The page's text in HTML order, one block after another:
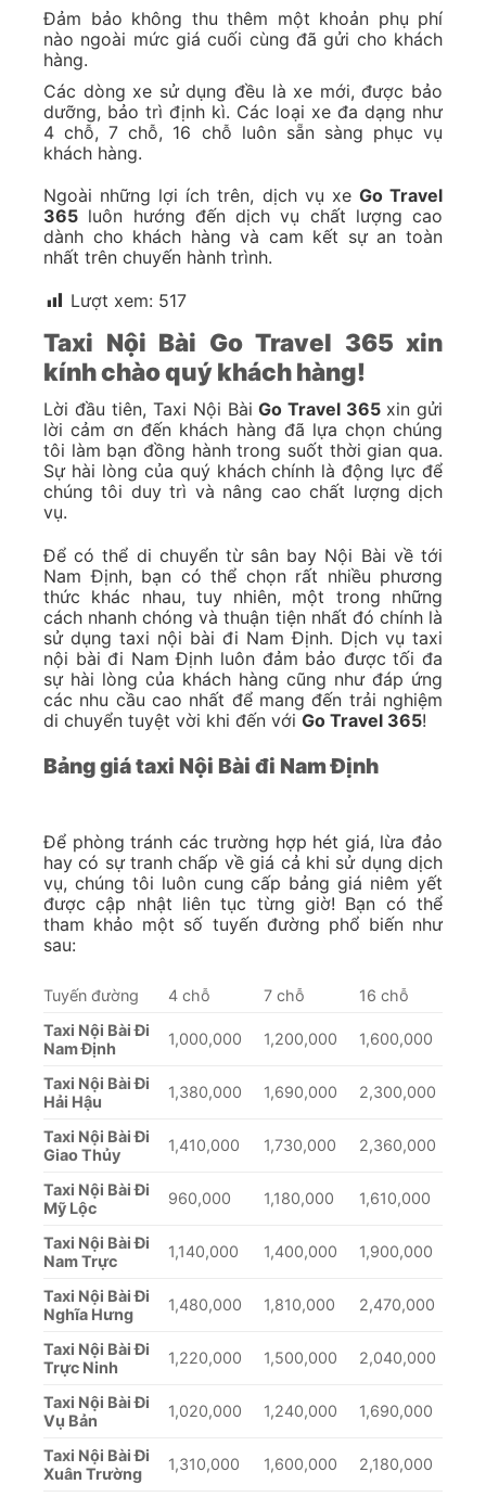
Đảm bảo không thu thêm một khoản phụ phí
nào ngoài mức giá cuối cùng đã gửi cho khách
hàng.
Các dòng xe sử dụng đều là xe mới, được bảo
dưỡng, bảo trì định kì. Các loại xe đa dạng như
4 chỗ, 7 chỗ, 16 chỗ luôn sẵn sàng phục vụ
khách hàng.
Ngoài những lợi ích trên, dịch vụ xe Go Travel
365 luôn hướng đến dịch vụ chất lượng cao
dành cho khách hàng và cam kết sự an toàn
nhất trên chuyến hành trình.
Lượt xem: 517
Taxi Nội Bài Go Travel 365 xin
kính chào quý khách hàng!
Lời đầu tiên, Taxi Nội BàiGo Travel 365 xin gửi
lời cảm ơn đến khách hàng đã lựa chọn chúng
tôi làm bạn đồng hành trong suốt thời gian qua.
Sự hài lòng của quý khách chính là động lực để
chúng tôi duy trì và nâng cao chất lượng dịch
vụ.
Để có thể di chuyển từ sân bay Nội Bài về tới
Nam Định, bạn có thể chọn rất nhiều phương
thức khác nhau, tuy nhiên, một trong những
cách nhanh chóng và thuận tiện nhất đó chính là
sử dụng taxi nội bài đi Nam Định. Dịch vụ taxi
nội bài đi Nam Định luôn đảm bảo được tối đa
sự hài lòng của khách hàng cũng như đáp ứng
các nhu cầu cao nhất để mang đến trải nghiệm
di chuyển tuyệt vời khi đến với Go Travel 365!
Bảng giá taxi Nội Bài đi Nam Định
Để phòng tránh các trường hợp hét giá, lừa đảo
hay có sự tranh chấp về giá cả khi sử dụng dịch
vụ, chúng tôi luôn cung cấp bảng giá niêm yết
được cập nhật liên tục từng giờ! Bạn có thể
tham khảo một số tuyến đường phổ biến như
sau:
Tuyến đường 4 chỗ 7 chỗ
16 chỗ
Taxi Nội Bài Đi
Nam Định
1,000,000 1,200,000 1,600,000
Taxi Nội Bài Đi
Hải Hậu
1,380,000 1,690,000 2,300,000
Taxi Nội Bài Đi
Giao Thủy
1,410,000 1,730,000 2,360,000
Taxi Nội Bài Đi
Mỹ Lộc
960,000 1,180,000 1,610,000
Taxi Nội Bài Đi
Nam Trực
1,140,000 1,400,000 1,900,000
Taxi Nội Bài Đi
Nghĩa Hưng
1,480,000 1,810,000 2,470,000
Taxi Nội Bài Đi
Trực Ninh
1,220,000 1,500,000 2,040,000
Taxi Nội Bài Đi
Vụ Bản
1,020,000 1,240,000 1,690,000
Taxi Nội Bài Đi
Xuân Trường
1,310,000 1,600,000 2,180,000